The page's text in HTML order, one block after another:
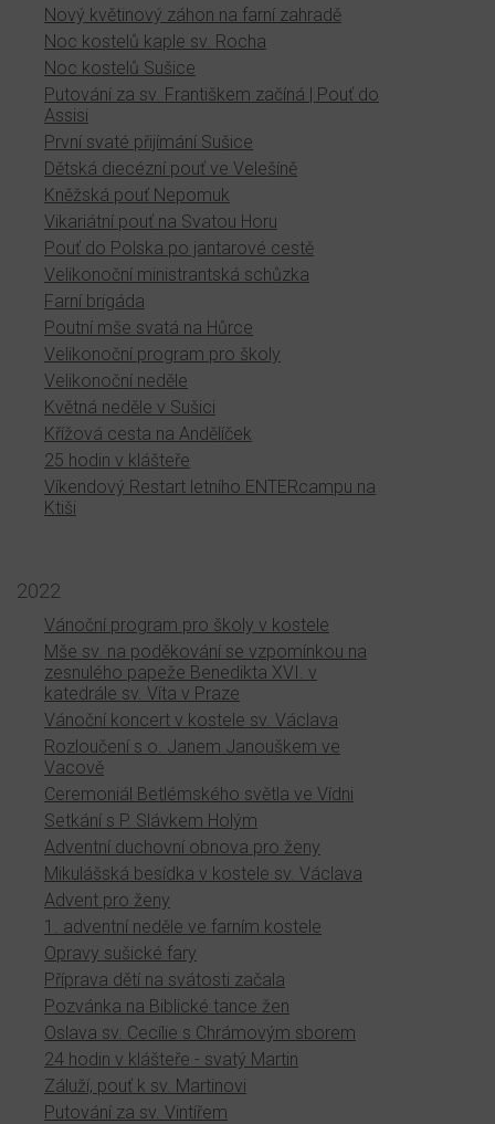
Nový květinový záhon na farní zahradě
Noc kostelů kaple sv. Rocha
Noc kostelů Sušice
Putování za sv. Františkem začíná | Pouť do
Assisi
První svaté přijímání Sušice
Dětská diecézní pouť ve Velešíně
Kněžská pouť Nepomuk
Vikariátní pouť na Svatou Horu
Pouť do Polska po jantarové cestě
Velikonoční ministrantská schůzka
Farní brigáda
Poutní mše svatá na Hůrce
Velikonoční program pro školy
Velikonoční neděle
Květná neděle v Sušici
Křížová cesta na Andělíček
25 hodin v klášteře
Víkendový Restart letního ENTERcampu na
Ktiši
2022
Vánoční program pro školy v kostele
Mše sv. na poděkování se vzpomínkou na
zesnulého papeže Benedikta XVI. v
katedrále sv. Víta v Praze
Vánoční koncert v kostele sv. Václava
Rozloučení s o. Janem Janouškem ve
Vacově
Ceremoniál Betlémského světla ve Vídni
Setkání s P. Slávkem Holým
Adventní duchovní obnova pro ženy
Mikulášská besídka v kostele sv. Václava
Advent pro ženy
1. adventní neděle ve farním kostele
Opravy sušické fary
Příprava dětí na svátosti začala
Pozvánka na Biblické tance žen
Oslava sv. Cecílie s Chrámovým sborem
24 hodin v klášteře - svatý Martin
Záluží, pouť k sv. Martinovi
Putování za sv. Vintířem